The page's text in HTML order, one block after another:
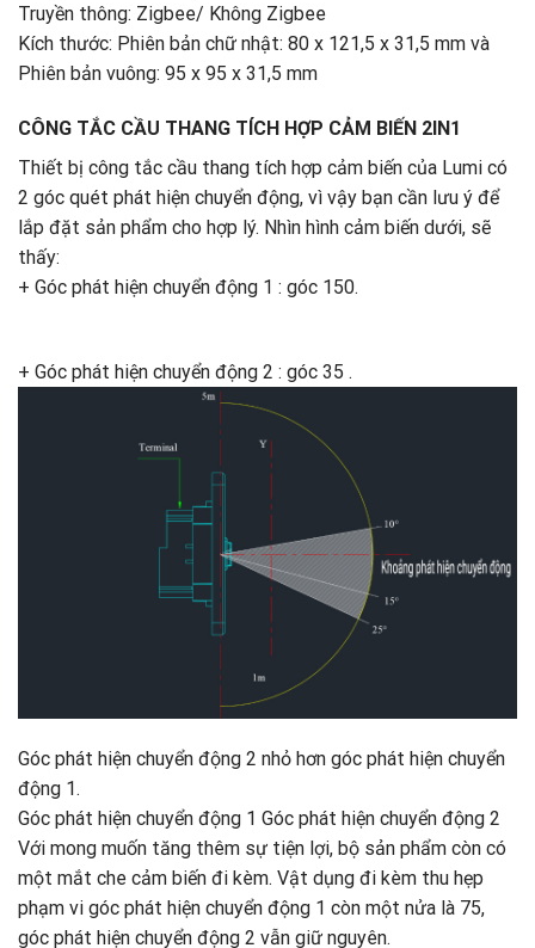
Truyền thông: Zigbee/ Không Zigbee
Kích thước: Phiên bản chữ nhật: 80 x 121,5 x 31,5 mm và
Phiên bản vuông: 95 x 95 x 31,5 mm
CÔNG TẮC CẦU THANG TÍCH HỢP CẢM BIẾN 2IN1
Thiết bị công tắc cầu thang tích hợp cảm biến của Lumi có
2 góc quét phát hiện chuyển động, vì vậy bạn cần lưu ý để
lắp đặt sản phẩm cho hợp lý. Nhìn hình cảm biến dưới, sẽ
thấy:
+ Góc phát hiện chuyển động 1 : góc 150.
+ Góc phát hiện chuyển động 2 : góc 35 .
Góc phát hiện chuyển động 2 nhỏ hơn góc phát hiện chuyển
động 1.
Góc phát hiện chuyển động 1 Góc phát hiện chuyển động 2
Với mong muốn tăng thêm sự tiện lợi, bộ sản phẩm còn có
một mắt che cảm biến đi kèm. Vật dụng đi kèm thu hẹp
phạm vi góc phát hiện chuyển động 1 còn một nửa là 75,
góc phát hiện chuyển động 2 vẫn giữ nguyên.